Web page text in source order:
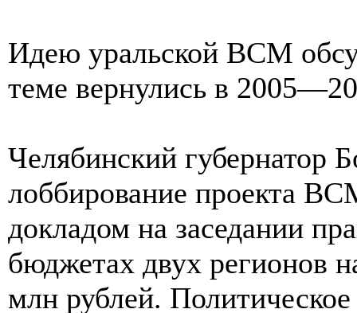
Идею уральской ВСМ
теме вернулись в
Челябинский губернатор
лоббирование проекта
докладом на заседании
бюджетах двух регионов
млн рублей.